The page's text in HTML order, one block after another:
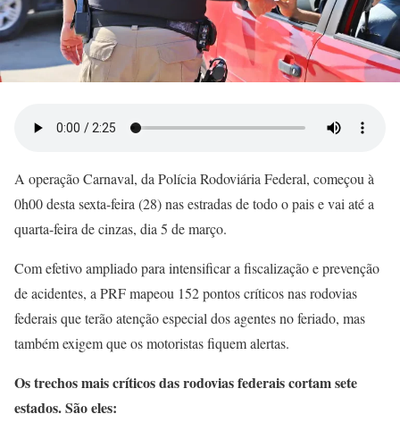
A operação Carnaval, da Polícia Rodoviária Federal, começou à
0h00 desta sexta-feira (28) nas estradas de todo o pais e vai até a
quarta-feira de cinzas, dia 5 de março.
Com efetivo ampliado para intensificar a fiscalização e prevenção
de acidentes, a PRF mapeou 152 pontos críticos nas rodovias
federais que terão atenção especial dos agentes no feriado, mas
também exigem que os motoristas fiquem alertas.
Os trechos mais críticos das rodovias federais cortam sete
estados. São eles: